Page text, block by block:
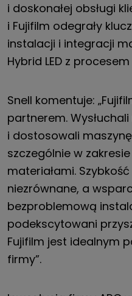
i doskonałej obsługi
i Fujifilm odegrały
instalacji i integracji
Hybrid LED z
Snell komentuje:
partnerem.
i dostosowali
szczególnie w
materiałami.
niezrównane, a
bezproblemową
podekscytowani
Fujifilm jest idealnym
firmy”.